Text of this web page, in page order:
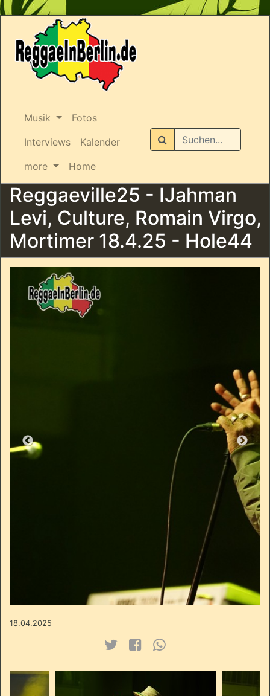
Musik
Fotos
Interviews
Kalender
more
Home
Suchen
Reggaeville25 - IJahman
Levi, Culture, Romain Virgo,
Mortimer 18.4.25 - Hole44
18.04.2025